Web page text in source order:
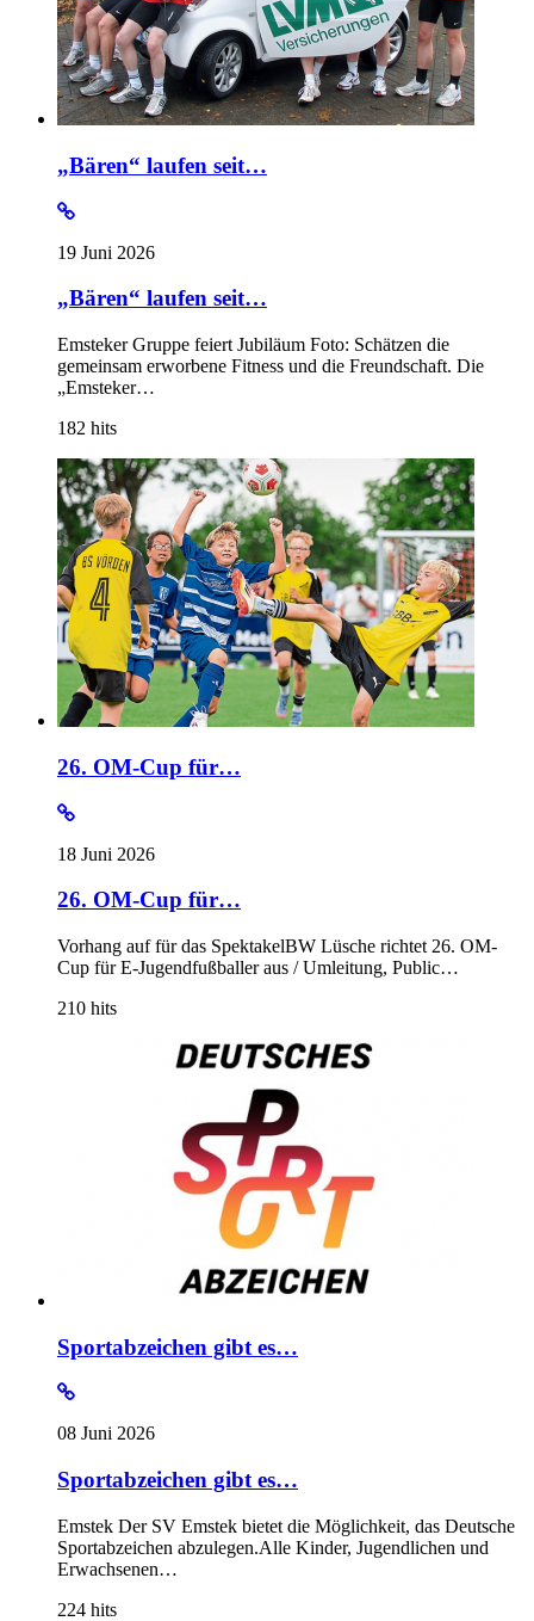
„Bären“ laufen seit…
19 Juni 2026
„Bären“ laufen seit…
Emsteker Gruppe feiert Jubiläum Foto: Schätzen die
gemeinsam erworbene Fitness und die Freundschaft. Die
„Emsteker…
182 hits
26. OM-Cup für…
18 Juni 2026
26. OM-Cup für…
Vorhang auf für das SpektakelBW Lüsche richtet 26. OM-
Cup für E-Jugendfußballer aus / Umleitung, Public…
210 hits
Sportabzeichen gibt es…
08 Juni 2026
Sportabzeichen gibt es…
Emstek Der SV Emstek bietet die Möglichkeit, das Deutsche
Sportabzeichen abzulegen.Alle Kinder, Jugendlichen und
Erwachsenen…
224 hits